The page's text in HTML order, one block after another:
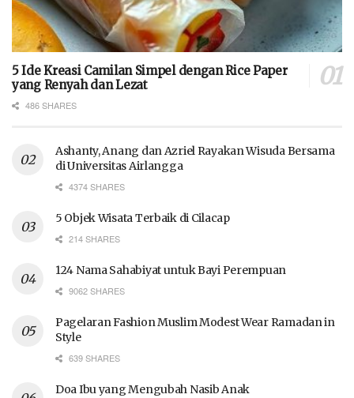
5 Ide Kreasi Camilan Simpel dengan Rice Paper
yang Renyah dan Lezat
486 SHARES
Ashanty, Anang dan Azriel Rayakan Wisuda Bersama
di Universitas Airlangga
4374 SHARES
5 Objek Wisata Terbaik di Cilacap
214 SHARES
124 Nama Sahabiyat untuk Bayi Perempuan
9062 SHARES
Pagelaran Fashion Muslim Modest Wear Ramadan in
Style
639 SHARES
Doa Ibu yang Mengubah Nasib Anak